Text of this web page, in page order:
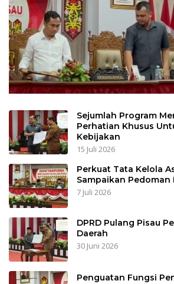
Sejumlah Program
Perhatian Khusus
Kebijakan
15 Juli 2026
Perkuat Tata Kelola
Sampaikan Pedoman
7 Juli 2026
DPRD Pulang Pisau
Daerah
30 Juni 2026
Penguatan Fungsi